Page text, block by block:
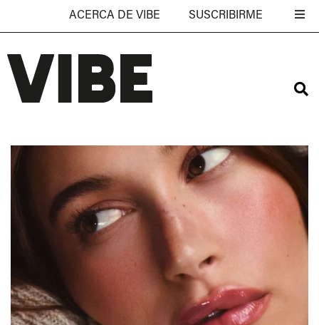
ACERCA DE VIBE SUSCRIBIRME